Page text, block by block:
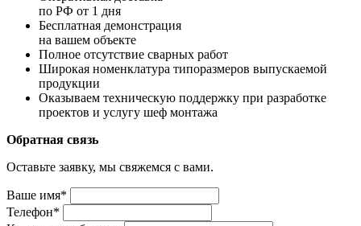
по РФ от 1 дня
Бесплатная демонстрация
на вашем объекте
Полное отсутствие сварных работ
Широкая номенклатура типоразмеров выпускаемой
продукции
Оказываем техническую поддержку при разработке
проектов и услугу шеф монтажа
Обратная связь
Оставьте заявку, мы свяжемся с вами.
Ваше имя*
Телефон*